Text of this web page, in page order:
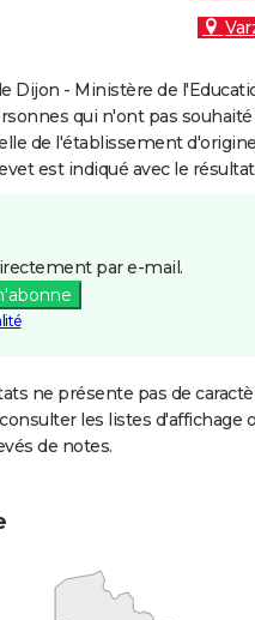
Dijon - Ministère de
qui n'ont pas
de l'établissement
est indiqué avec le
par e-mail.
ne présente pas de
les listes d'affichage
de notes.